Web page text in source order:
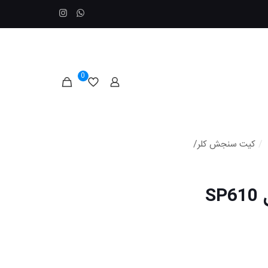
0
/ کیت سنجش کلر/
کیت سنجش کلر/پی اچ مدل SP610